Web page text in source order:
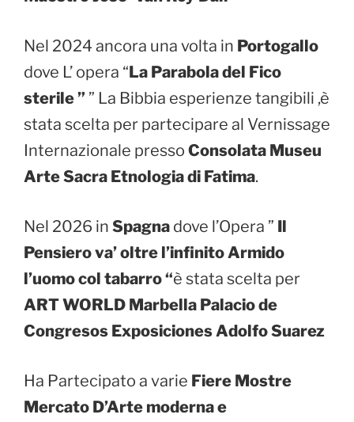
Nel 2024 ancora una volta in Portogallo
dove L’ opera “La Parabola del Fico
sterile ” ” La Bibbia esperienze tangibili ,è
stata scelta per partecipare al Vernissage
Internazionale presso Consolata Museu
Arte Sacra Etnologia di Fatima.
Nel 2026 in Spagna dove l’Opera ” Il
Pensiero va’ oltre l’infinito Armido
l’uomo col tabarro “è stata scelta per
ART WORLD Marbella Palacio de
Congresos Exposiciones Adolfo Suarez
Ha Partecipato a varie Fiere Mostre
Mercato D’Arte moderna e